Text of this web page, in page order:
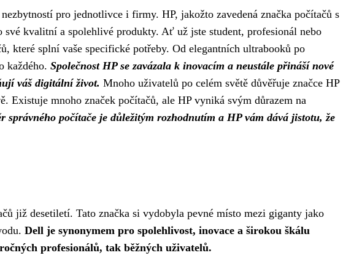
pro jednotlivce i firmy. HP, jakožto zavedená značka počítačů s
kvalitní a spolehlivé produkty. Ať už jste student, profesionál nebo
které splní vaše specifické potřeby. Od elegantních ultrabooků po
každého. Společnost HP se zavázala k inovacím a neustále přináší nové
váš digitální život. Mnoho uživatelů po celém světě důvěřuje značce HP
Existuje mnoho značek počítačů, ale HP vyniká svým důrazem na
správného počítače je důležitým rozhodnutím a HP vám dává jistotu, že
již desetiletí. Tato značka si vydobyla pevné místo mezi giganty jako
Dell je synonymem pro spolehlivost, inovace a širokou škálu
profesionálů, tak běžných uživatelů.